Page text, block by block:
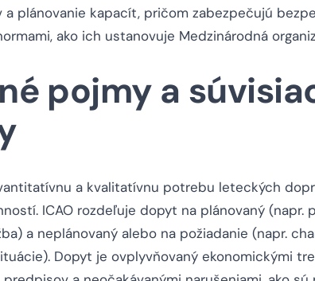
a plánovanie kapacít, pričom zabezpečujú
ako ich ustanovuje Medzinárodná
pojmy a
a kvalitatívnu potrebu leteckých
ICAO rozdeľuje dopyt na plánovaný (napr.
a neplánovaný alebo na požiadanie (napr.
Dopyt je ovplyvňovaný ekonomickými